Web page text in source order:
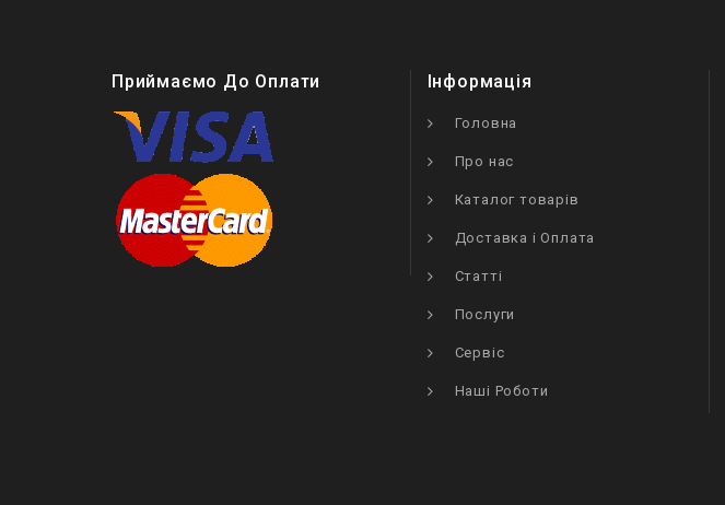
Приймаємо До Оплати Інформація
Головна
Про нас
Каталог товарів
Доставка і Оплата
Статті
Послуги
Сервіс
Наші Роботи